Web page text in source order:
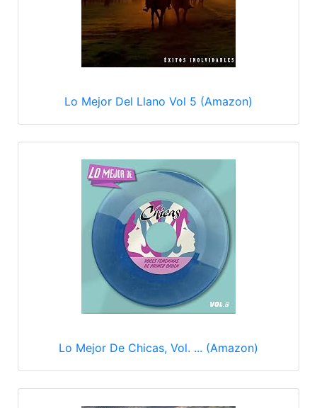
Lo Mejor Del Llano Vol 5 (Amazon)
Lo Mejor De Chicas, Vol. ... (Amazon)